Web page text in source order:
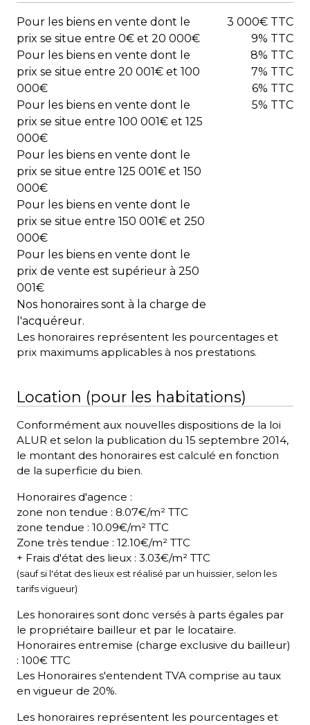
Pour les biens en vente dont le
prix se situe entre 0€ et 20 000€
Pour les biens en vente dont le
prix se situe entre 20 001€ et 100
000€
Pour les biens en vente dont le
prix se situe entre 100 001€ et 125
000€
Pour les biens en vente dont le
prix se situe entre 125 001€ et 150
000€
Pour les biens en vente dont le
prix se situe entre 150 001€ et 250
000€
Pour les biens en vente dont le
prix de vente est supérieur à 250
001€
Nos honoraires sont à la charge de
l'acquéreur.
3 000€ TTC
9% TTC
8% TTC
7% TTC
6% TTC
5% TTC
Les honoraires représentent les pourcentages et
prix maximums applicables à nos prestations.
Location (pour les habitations)
Conformément aux nouvelles dispositions de la loi
ALUR et selon la publication du 15 septembre 2014,
le montant des honoraires est calculé en fonction
de la superficie du bien.
Honoraires d'agence :
zone non tendue : 8.07€/m² TTC
zone tendue : 10.09€/m² TTC
Zone très tendue : 12.10€/m² TTC
+ Frais d'état des lieux : 3.03€/m² TTC
(sauf si l'état des lieux est réalisé par un huissier, selon les
tarifs vigueur)
Les honoraires sont donc versés à parts égales par
le propriétaire bailleur et par le locataire.
Honoraires entremise (charge exclusive du bailleur)
: 100€ TTC
Les Honoraires s'entendent TVA comprise au taux
en vigueur de 20%.
Les honoraires représentent les pourcentages et